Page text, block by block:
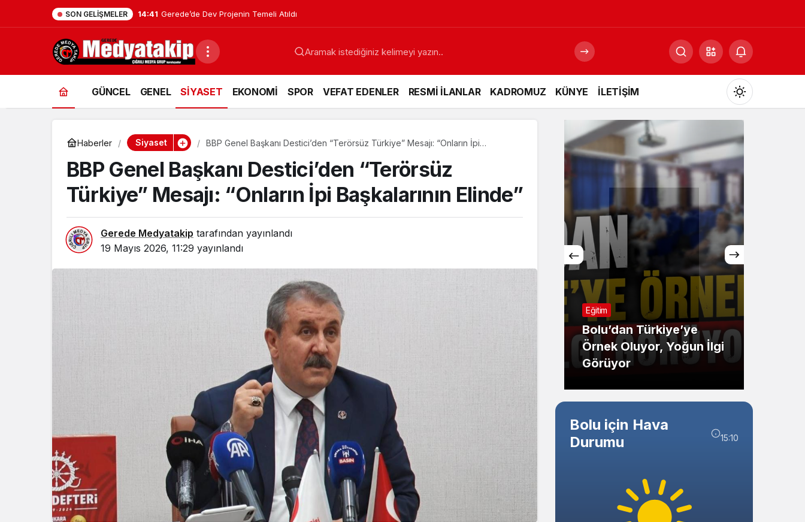
SON GELIŞMELER 13:52 Gerede’de Büyük Temizlik: Kapsamlı Çalışma Başlatıldı
GÜNCEL GENEL SİYASET EKONOMİ SPOR VEFAT EDENLER RESMİ İLANLAR KADROMUZ KÜNYE İLETİŞİM
Mod
değiştir
Gündüz Modu
Gündüz modunu seçin.
Gece Modu
Gece modunu seçin.
Sistem Modu
Sistem modunu seçin.
Haberler Siyaset
BBP Genel Başkanı Destici’den “Terörsüz Türkiye” Mesajı: “Onların İpi
BBP Genel Başkanı Destici’den “Terörsüz
Türkiye” Mesajı: “Onların İpi Başkalarının Elinde”
Gerede Medyatakip tarafından yayınlandı
19 Mayıs 2026, 11:29 yayınlandı
Gerede’de Dev Projenin
Temeli Atıldı
Gerede’de Büyük
Eğitim
Bolu’dan Türkiye’ye
Örnek Oluyor, Yoğun İlgi
Görüyor
Bolu için Hava
Durumu
15:10